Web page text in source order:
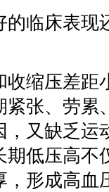
的临床表现
收缩压差距
紧张、劳累
，又缺乏运
期低压高不
，形成高血